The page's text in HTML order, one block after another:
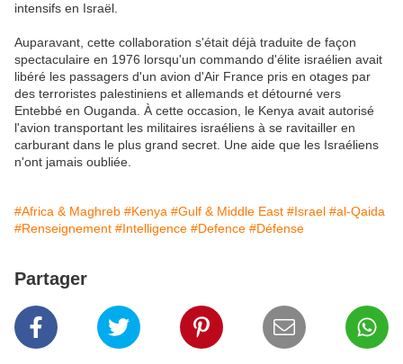
intensifs en Israël.
Auparavant, cette collaboration s'était déjà traduite de façon
spectaculaire en 1976 lorsqu'un commando d'élite israélien avait
libéré les passagers d'un avion d'Air France pris en otages par
des terroristes palestiniens et allemands et détourné vers
Entebbé en Ouganda. À cette occasion, le Kenya avait autorisé
l'avion transportant les militaires israéliens à se ravitailler en
carburant dans le plus grand secret. Une aide que les Israéliens
n'ont jamais oubliée.
#Africa & Maghreb #Kenya #Gulf & Middle East #Israel #al-Qaida
#Renseignement #Intelligence #Defence #Défense
Partager